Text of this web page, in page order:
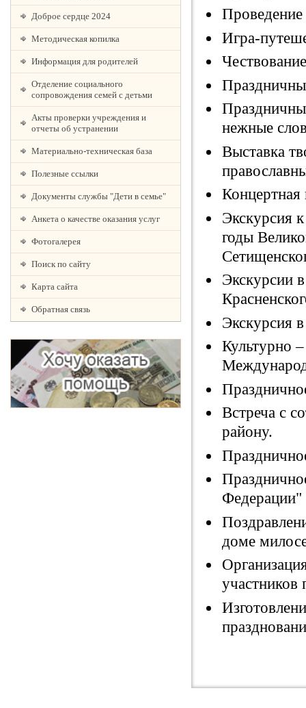
Доброе сердце 2024
Методическая копилка
Информация для родителей
Отделение социального
сопровождения семей с детьми
Акты проверки учреждения и
отчеты об устранении
Материально-техническая база
Полезные ссылки
Документы службы "Дети в семье"
Анкета о качестве оказания услуг
Фотогалерея
Поиск по сайту
Карта сайта
Обратная связь
Игра-
нежные
Выставка
Экскурсия
годы
Экскурсии
Экскурсия
Культурно
Встреча с
району.
Федерации"
доме
участников